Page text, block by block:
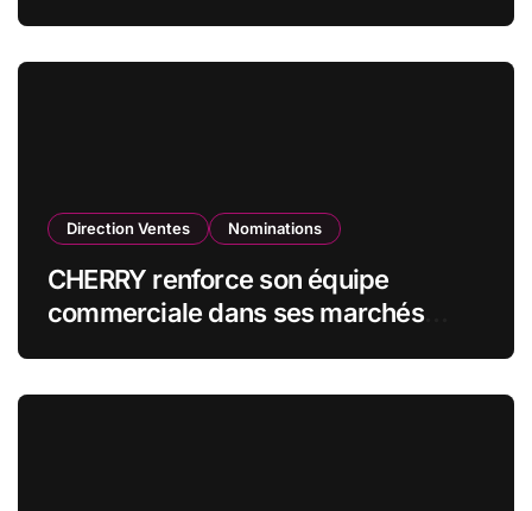
Direction Ventes Nominations
CHERRY renforce son équipe
commerciale dans ses marchés